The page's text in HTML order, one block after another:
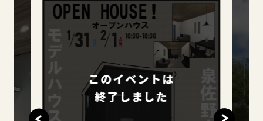
このイベントは
終了しました